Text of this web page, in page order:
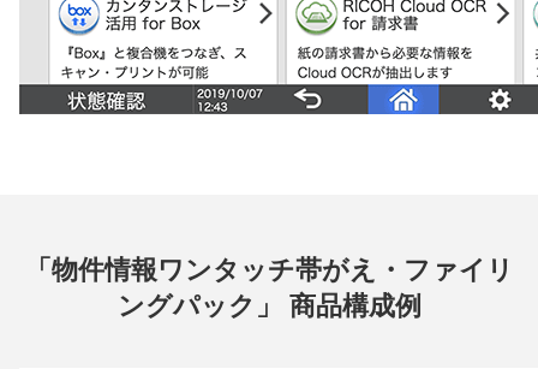
「物件情報ワンタッチ帯がえ・ファイリ
ングパック」 商品構成例